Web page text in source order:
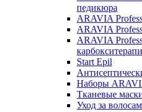
педикюра
ARAVIA
ARAVIA
ARAVIA
Start Epil
Наборы
Тканевые
Уход за